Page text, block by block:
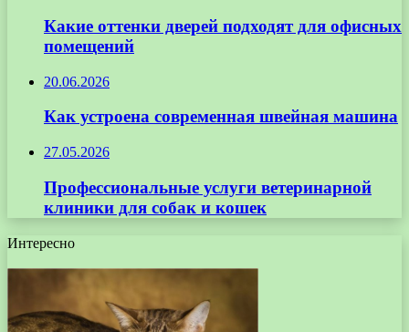
Какие оттенки дверей подходят для офисных
помещений
20.06.2026
Как устроена современная швейная машина
27.05.2026
Профессиональные услуги ветеринарной
клиники для собак и кошек
Интересно